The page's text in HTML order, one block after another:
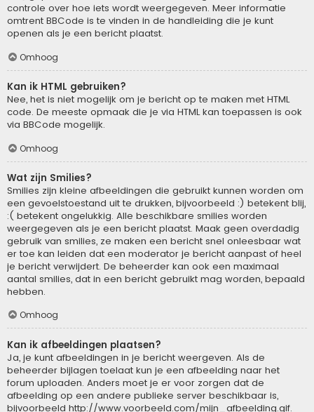
controle over hoe iets wordt weergegeven. Meer informatie
omtrent BBCode is te vinden in de handleiding die je kunt
openen als je een bericht plaatst.
Omhoog
Kan ik HTML gebruiken?
Nee, het is niet mogelijk om je bericht op te maken met HTML
code. De meeste opmaak die je via HTML kan toepassen is ook
via BBCode mogelijk.
Omhoog
Wat zijn Smilies?
Smilies zijn kleine afbeeldingen die gebruikt kunnen worden om
een gevoelstoestand uit te drukken, bijvoorbeeld :) betekent blij,
:( betekent ongelukkig. Alle beschikbare smilies worden
weergegeven als je een bericht plaatst. Maak geen overdadig
gebruik van smilies, ze maken een bericht snel onleesbaar wat
er toe kan leiden dat een moderator je bericht aanpast of heel
je bericht verwijdert. De beheerder kan ook een maximaal
aantal smilies, dat in een bericht gebruikt mag worden, bepaald
hebben.
Omhoog
Kan ik afbeeldingen plaatsen?
Ja, je kunt afbeeldingen in je bericht weergeven. Als de
beheerder bijlagen toelaat kun je een afbeelding naar het
forum uploaden. Anders moet je er voor zorgen dat de
afbeelding op een andere publieke server beschikbaar is,
bijvoorbeeld http://www.voorbeeld.com/mijn_afbeelding.gif.